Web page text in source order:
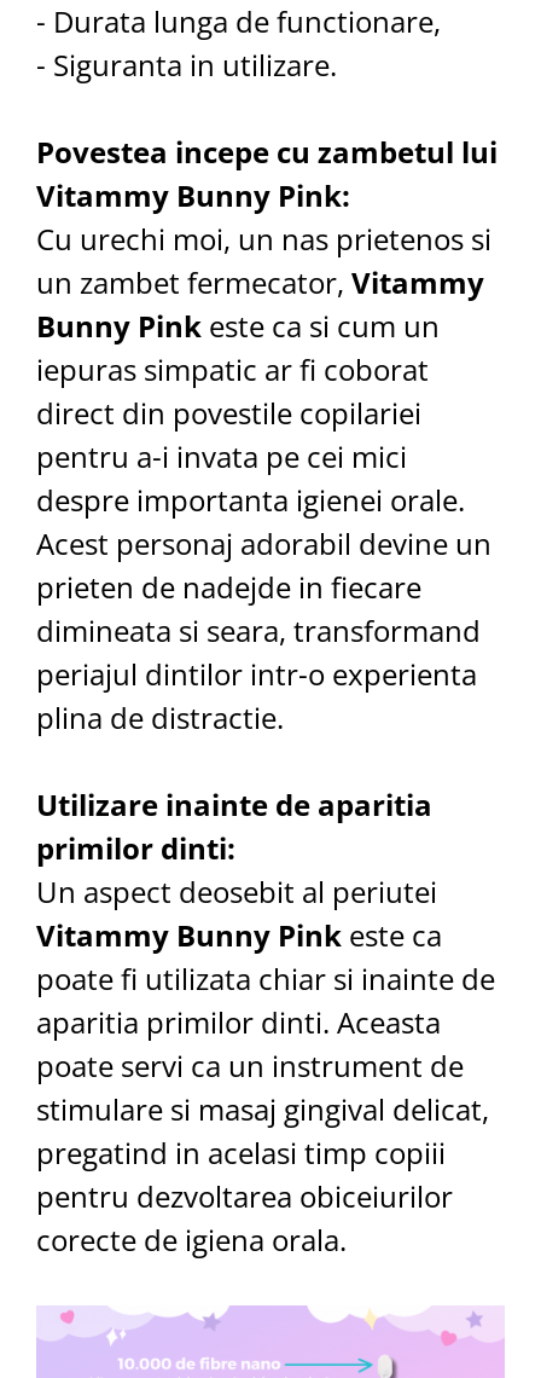
- Durata lunga de functionare,
- Siguranta in utilizare.
Povestea incepe cu zambetul lui
Vitammy Bunny Pink:
Cu urechi moi, un nas prietenos si
un zambet fermecator, Vitammy
Bunny Pink este ca si cum un
iepuras simpatic ar fi coborat
direct din povestile copilariei
pentru a-i invata pe cei mici
despre importanta igienei orale.
Acest personaj adorabil devine un
prieten de nadejde in fiecare
dimineata si seara, transformand
periajul dintilor intr-o experienta
plina de distractie.
Utilizare inainte de aparitia
primilor dinti:
Un aspect deosebit al periutei
Vitammy Bunny Pink este ca
poate fi utilizata chiar si inainte de
aparitia primilor dinti. Aceasta
poate servi ca un instrument de
stimulare si masaj gingival delicat,
pregatind in acelasi timp copiii
pentru dezvoltarea obiceiurilor
corecte de igiena orala.